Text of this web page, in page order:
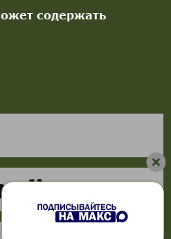
содержать